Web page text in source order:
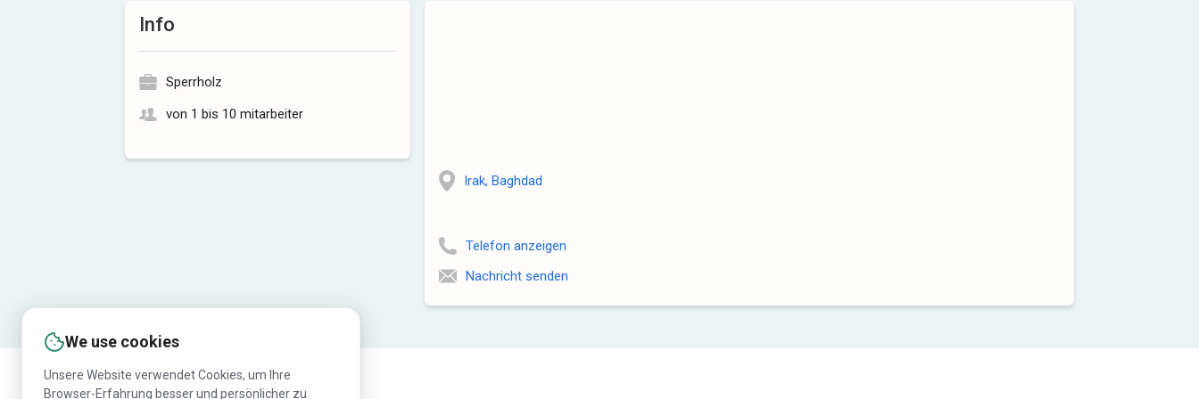
Info
Sperrholz
von 1 bis 10 mitarbeiter
Irak, Baghdad
Telefon anzeigen
Nachricht senden
We use cookies
Unsere Website verwendet Cookies, um Ihre
Browser-Erfahrung besser und persönlicher zu